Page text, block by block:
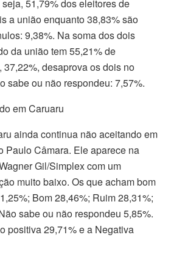
51,79% dos eleitores de
a união enquanto 38,83% são
9,38%. Na soma dos dois
da união tem 55,21% de
desaprova os dois no
sabe ou não respondeu: 7,57%.
em Caruaru
ainda continua não aceitando em
Paulo Câmara. Ele aparece na
Gil/Simplex com um
muito baixo. Os que acham bom
Bom 28,46%; Ruim 28,31%;
sabe ou não respondeu 5,85%.
positiva 29,71% e a Negativa